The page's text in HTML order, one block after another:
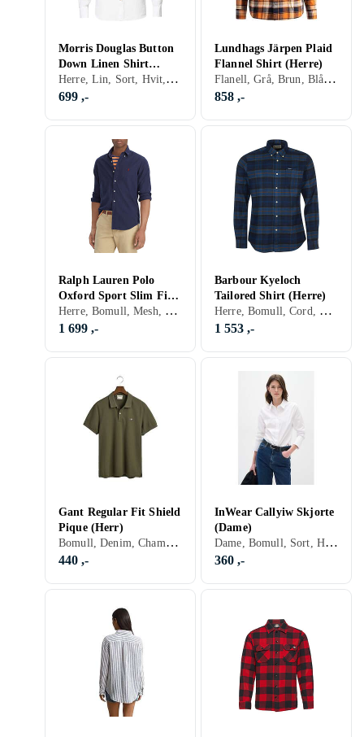
Morris Douglas Button
Down Linen Shirt
(Herre)
Herre, Lin, Sort, Hvit, Turkis, Brun, Blå, Rød, Gul, Oransje, Grønn, Beige, Rosa, Lilla, Khaki, Stripete, Logo
699 ,-
Lundhags Järpen Plaid
Flannel Shirt (Herre)
Flanell, Grå, Brun, Blå, Rød, Oransje, Grønn, Beige
858 ,-
Ralph Lauren Polo
Oxford Sport Slim Fit
Shirt (Herre)
Herre, Bomull, Mesh, Flanell, Lin, Chambray, Sort, Hvit, Grå, Brun, Blå, Rød, Gul, Oransje, Grønn, Beige, Rosa, Lilla, Khaki, Stripete
1 699 ,-
Barbour Kyeloch
Tailored Shirt (Herre)
Herre, Bomull, Cord, Sort, Grå, Blå, Rød, Grønn, Beige
1 553 ,-
Gant Regular Fit Shield
Pique (Herr)
Bomull, Denim, Chambray, Sort, Hvit, Grå, Blå, Rød, Gul, Oransje, Gull, Grønn, Beige, Rosa, Lilla, Khaki, Stripete
440 ,-
InWear Callyiw Skjorte
(Dame)
Dame, Bomull, Sort, Hvit, Blå, Beige, Rosa
360 ,-